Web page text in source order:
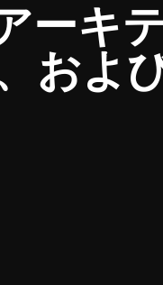
TiKV
TiSpark
OSS Insight
例やユーザーによる検証
介しています。
定資格試験
約、
シーな
イドーキ
およ